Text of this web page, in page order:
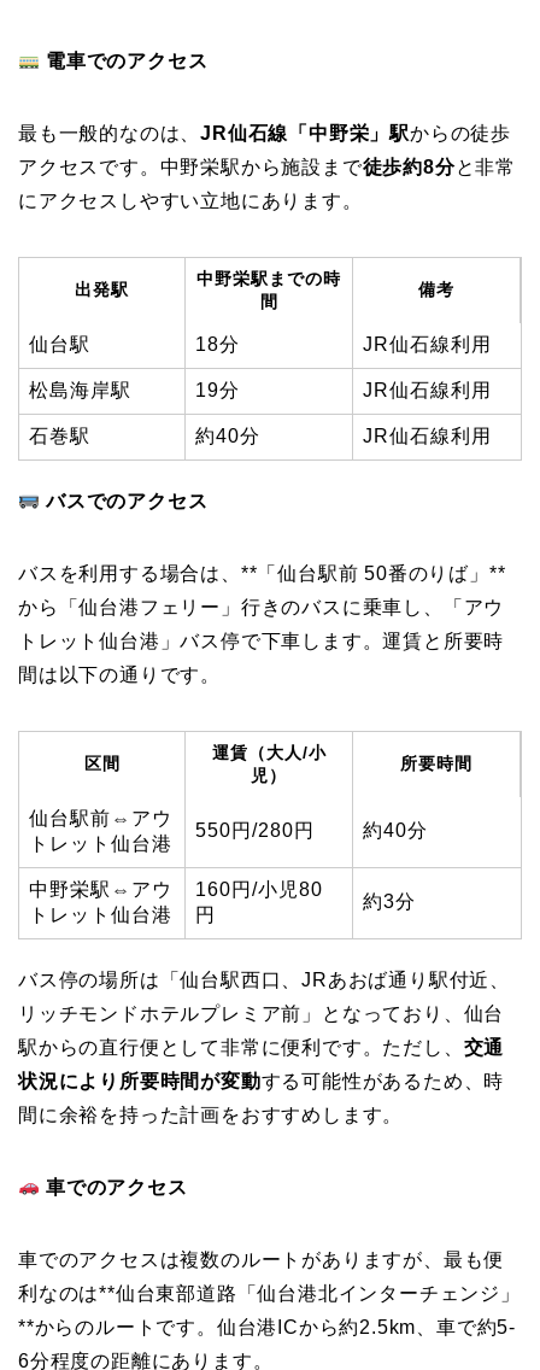
電車でのアクセス
最も一般的なのは、JR仙石線「中野栄」駅からの徒歩
アクセスです。中野栄駅から施設まで徒歩約8分と非常
にアクセスしやすい立地にあります。
出発駅
中野栄駅までの時
間
備考
仙台駅 18分 JR仙石線利用
松島海岸駅 19分 JR仙石線利用
石巻駅 約40分 JR仙石線利用
バスでのアクセス
バスを利用する場合は、**「仙台駅前 50番のりば」**
から「仙台港フェリー」行きのバスに乗車し、「アウ
トレット仙台港」バス停で下車します。運賃と所要時
間は以下の通りです。
区間
運賃（大人/小
児）
所要時間
仙台駅前⇔アウ
トレット仙台港
550円/280円 約40分
中野栄駅⇔アウ
トレット仙台港
160円/小児80
円
約3分
バス停の場所は「仙台駅西口、JRあおば通り駅付近、
リッチモンドホテルプレミア前」となっており、仙台
駅からの直行便として非常に便利です。ただし、 交通
状況により所要時間が変動する可能性があるため、時
間に余裕を持った計画をおすすめします。
車でのアクセス
車でのアクセスは複数のルートがありますが、最も便
利なのは**仙台東部道路「仙台港北インターチェンジ」
**からのルートです。仙台港ICから約2.5km、車で約5-
6分程度の距離にあります。